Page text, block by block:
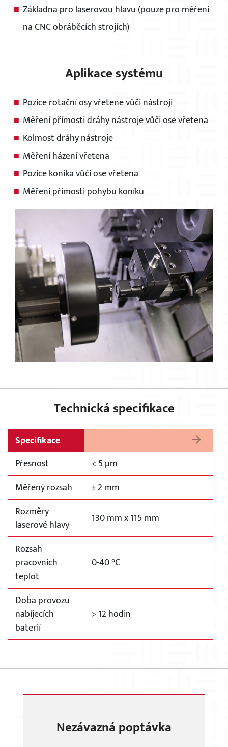
Základna pro laserovou hlavu (pouze pro měření
na CNC obráběcích strojích)
Aplikace systému
Pozice rotační osy vřetene vůči nástroji
Měření přímosti dráhy nástroje vůči ose vřetena
Kolmost dráhy nástroje
Měření házení vřetena
Pozice koníka vůči ose vřetena
Měření přímosti pohybu koníku
Technická specifikace
Specifikace
Přesnost
< 5 µm
Měřený rozsah
± 2 mm
Rozměry
laserové hlavy
130 mm x 115 mm
Rozsah
pracovních
teplot
0-40 °C
Doba provozu
nabíjecích
baterií
> 12 hodin
Nezávazná poptávka